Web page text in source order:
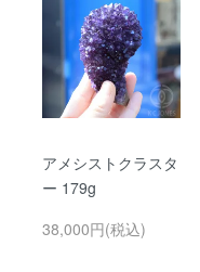
アメシストクラスタ
ー 179g
38,000円(税込)